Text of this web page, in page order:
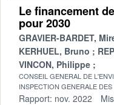
Le financement
pour 2030
GRAVIER-BARDET,
KERHUEL, Bruno
VINCON, Philippe
CONSEIL GENERAL DE
INSPECTION GENERALE
Rapport: nov. 2022